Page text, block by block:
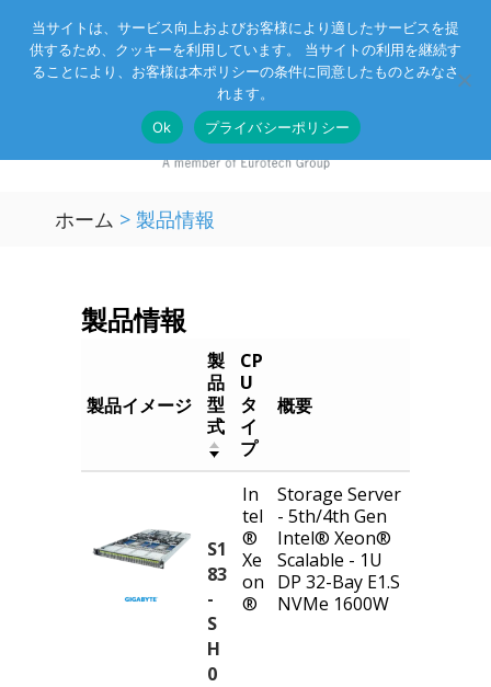
Eurotechグループ お客様サポート お問い合わせ
ホーム > 製品情報
製品情報
製品イメージ
製
品
型
式
CP
U
タ
イ
プ
概要
S1
83
-
S
H
0
In
tel
®
Xe
on
®
Storage Server
- 5th/4th Gen
Intel® Xeon®
Scalable - 1U
DP 32-Bay E1.S
NVMe 1600W
当サイトは、サービス向上およびお客様により適したサービスを提
供するため、クッキーを利用しています。 当サイトの利用を継続す
ることにより、お客様は本ポリシーの条件に同意したものとみなさ
れます。
Ok
プライバシーポリシー